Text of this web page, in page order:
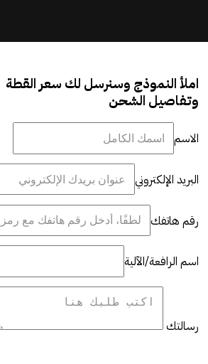
املأ النموذج وسنرسل لك سعر القطة
وتفاصيل الشحن
الاسم
البريد الإلكتروني
رقم هاتفك
اسم الرافعة/الآلية
رسالتك